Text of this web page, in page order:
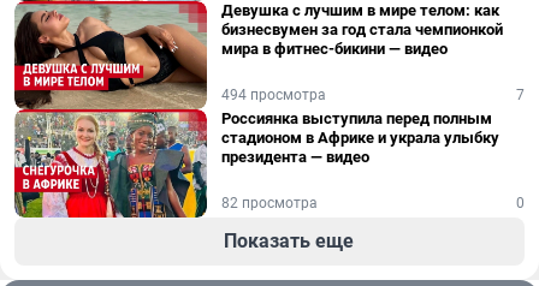
Девушка с лучшим в мире телом: как
бизнесвумен за год стала чемпионкой
мира в фитнес-бикини — видео
494 просмотра 7
Россиянка выступила перед полным
стадионом в Африке и украла улыбку
президента — видео
82 просмотра 0
Показать еще